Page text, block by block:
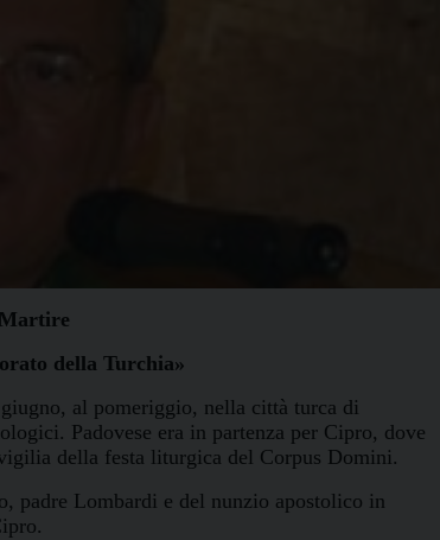
della Turchia»
al pomeriggio, nella città turca di
Padovese era in partenza per Cipro, dove
della festa liturgica del Corpus Domini.
padre Lombardi e del nunzio apostolico in
.